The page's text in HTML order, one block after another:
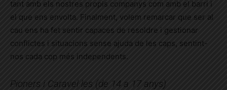
tant amb els nostres propis companys com amb el barri i
el que ens envolta. Finalment, volem remarcar que ser al
cau ens ha fet sentir capaces de resoldre i gestionar
conflictes i situacions sense ajuda de les caps, sentint-
nos cada cop més independents.
Pioners i Caravel·les (de 14 a 17 anys)